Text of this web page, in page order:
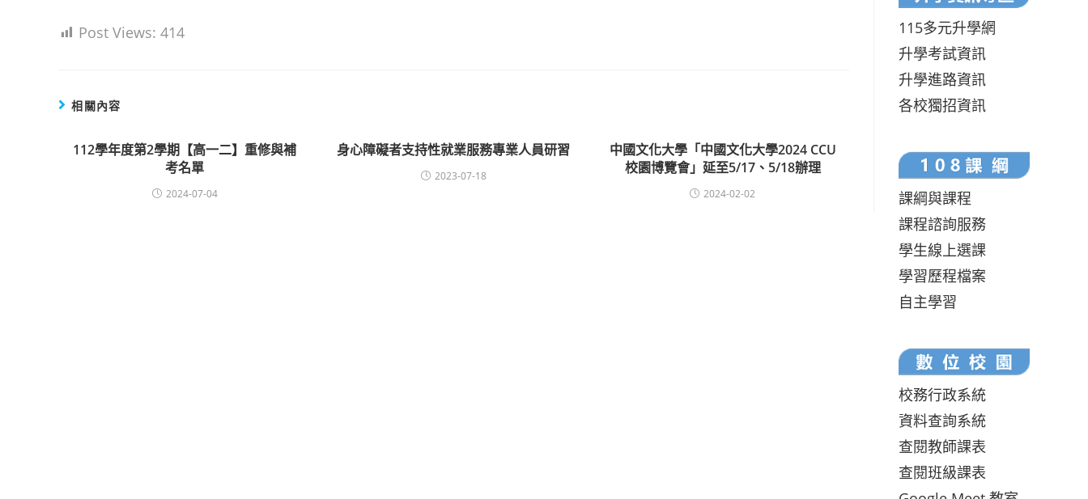
Post Views: 414
相關內容
112學年度第2學期【高一二】重修與補
考名單
2024-07-04
身心障礙者支持性就業服務專業人員研習
2023-07-18
中國文化大學「中國文化大學2024 CCU
校園博覽會」延至5/17、5/18辦理
2024-02-02
115多元升學網
升學考試資訊
升學進路資訊
各校獨招資訊
課綱與課程
課程諮詢服務
學生線上選課
學習歷程檔案
自主學習
校務行政系統
資料查詢系統
查閱教師課表
查閱班級課表